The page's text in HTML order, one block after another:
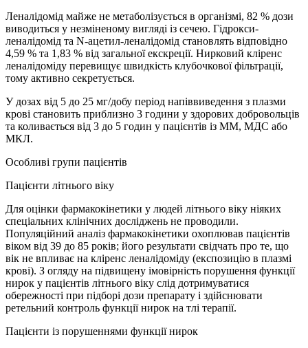
Леналідомід майже не метаболізується в організмі, 82 % дози
виводиться у незміненому вигляді із сечею. Гідрокси-
леналідомід та N-ацетил-леналідомід становлять відповідно
4,59 % та 1,83 % від загальної екскреції. Нирковий кліренс
леналідоміду перевищує швидкість клубочкової фільтрації,
тому активно секретується.
У дозах від 5 до 25 мг/добу період напіввиведення з плазми
крові становить приблизно 3 години у здорових добровольців
та коливається від 3 до 5 годин у пацієнтів із ММ, МДС або
МКЛ.
Особливі групи пацієнтів
Пацієнти літнього віку
Для оцінки фармакокінетики у людей літнього віку ніяких
спеціальних клінічних досліджень не проводили.
Популяційний аналіз фармакокінетики охоплював пацієнтів
віком від 39 до 85 років; його результати свідчать про те, що
вік не впливає на кліренс леналідоміду (експозицію в плазмі
крові). З огляду на підвищену імовірність порушення функції
нирок у пацієнтів літнього віку слід дотримуватися
обережності при підборі дози препарату і здійснювати
ретельний контроль функції нирок на тлі терапії.
Пацієнти із порушеннями функції нирок